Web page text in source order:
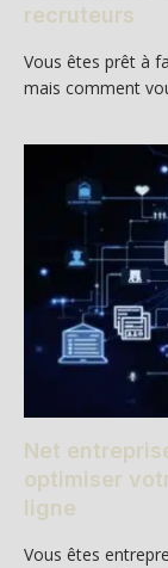
recruteurs
Vous êtes prêt à
mais comment
Net
optimiser
ligne
Vous êtes